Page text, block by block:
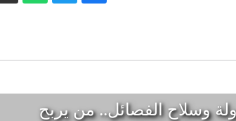
وسلاح الفصائل.. من يربح